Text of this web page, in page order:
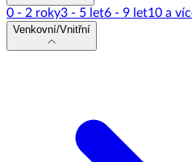
0 - 2 roky3 - 5 let6 - 9 let10 a
Venkovní/Vnitřní